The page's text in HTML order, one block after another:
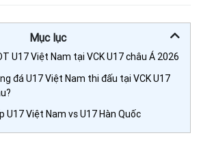
Mục lục
U17 Việt Nam tại VCK U17 châu Á 2026
đá U17 Việt Nam thi đấu tại VCK U17
U17 Việt Nam vs U17 Hàn Quốc